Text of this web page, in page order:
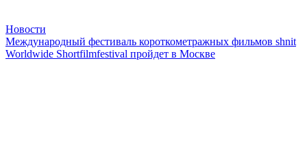
Новости
Международный фестиваль короткометражных фильмов shnit
Worldwide Shortfilmfestival пройдет в Москве